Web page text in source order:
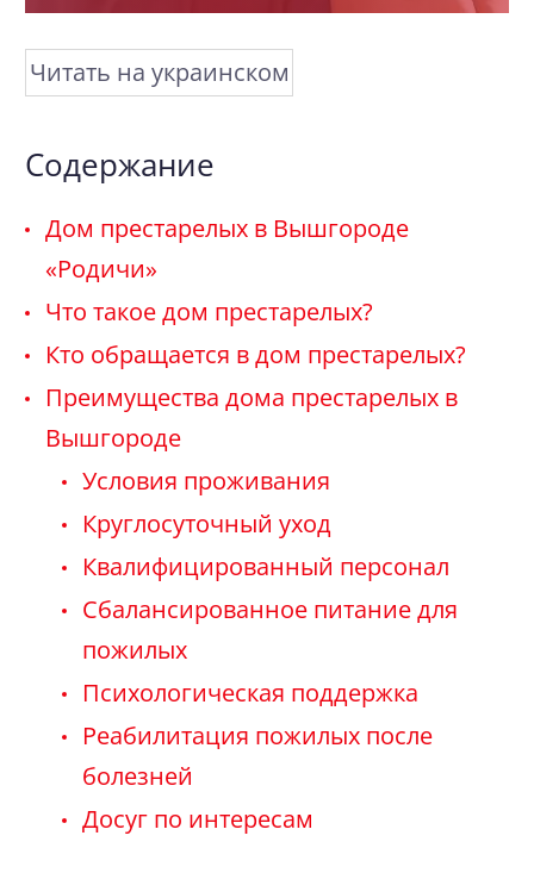
Читать на украинском
Содержание
Дом престарелых в Вышгороде
«Родичи»
Что такое дом престарелых?
Кто обращается в дом престарелых?
Преимущества дома престарелых в
Вышгороде
Условия проживания
Круглосуточный уход
Квалифицированный персонал
Сбалансированное питание для
пожилых
Психологическая поддержка
Реабилитация пожилых после
болезней
Досуг по интересам